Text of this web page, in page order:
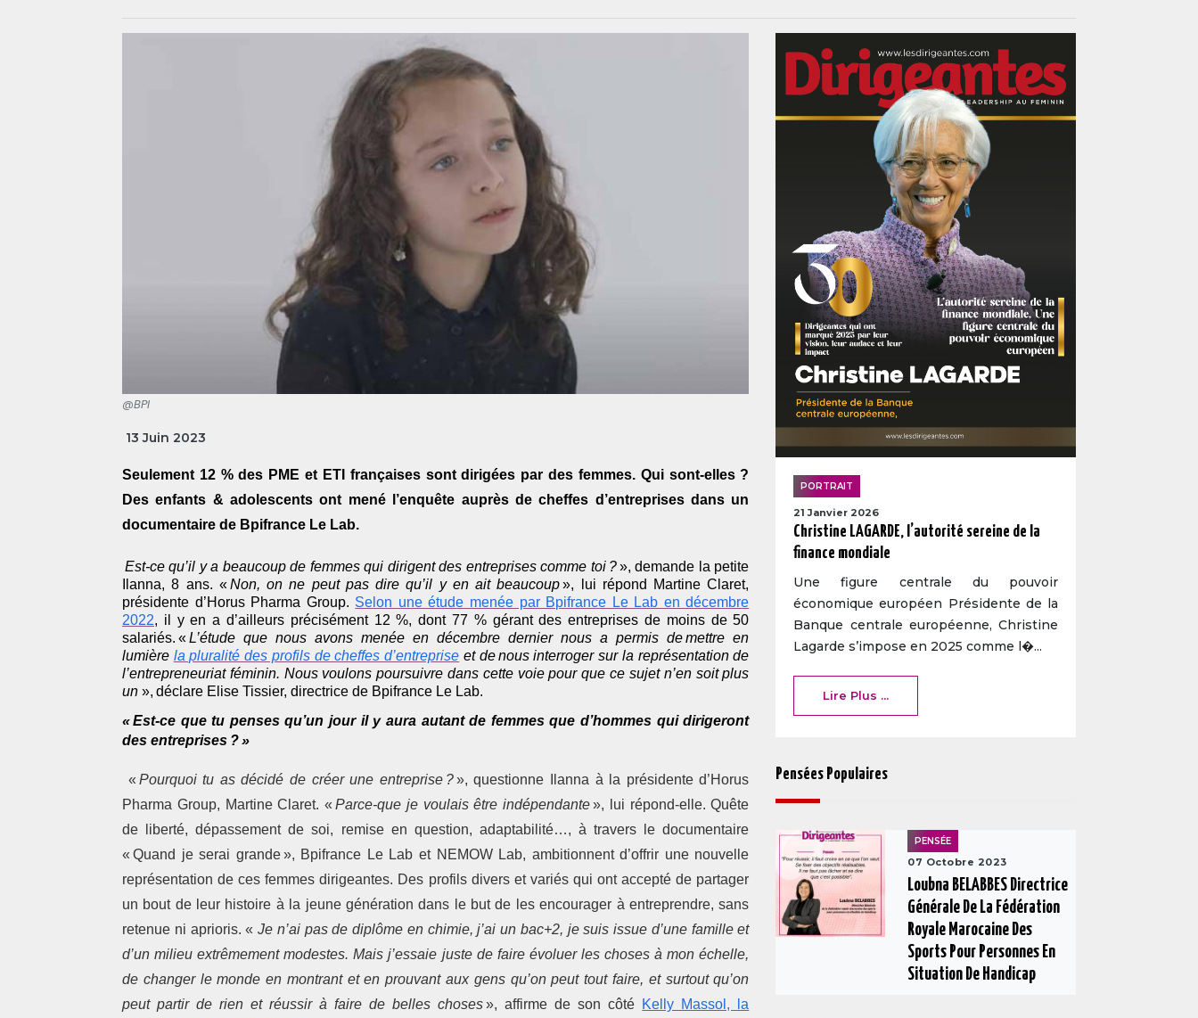
@BPI
13 Juin 2023
Seulement 12 % des PME et ETI françaises sont dirigées par des femmes. Qui sont-elles ?
Des enfants & adolescents ont mené l’enquête auprès de cheffes d’entreprises dans un
documentaire de Bpifrance Le Lab.
Est-ce qu’il y a beaucoup de femmes qui dirigent des entreprises comme toi ?», demande la petite
Ilanna, 8 ans. «Non, on ne peut pas dire qu’il y en ait beaucoup», lui répond Martine Claret,
présidente d’Horus Pharma Group. Selon une étude menée par Bpifrance Le Lab en décembre
2022, il y en a d’ailleurs précisément 12 %, dont 77 % gérant des entreprises de moins de 50
salariés. «L’étude que nous avons menée en décembre dernier nous a permis de mettre en
lumière la pluralité des profils de cheffes d’entreprise et de nous interroger sur la représentation de
l’entrepreneuriat féminin. Nous voulons poursuivre dans cette voie pour que ce sujet n’en soit plus
un », déclare Elise Tissier, directrice de Bpifrance Le Lab.
« Est-ce que tu penses qu’un jour il y aura autant de femmes que d’hommes qui dirigeront
des entreprises ? »
« Pourquoi tu as décidé de créer une entreprise ?», questionne Ilanna à la présidente d’Horus
Pharma Group, Martine Claret. «Parce-que je voulais être indépendante», lui répond-elle. Quête
de liberté, dépassement de soi, remise en question, adaptabilité…, à travers le documentaire
« Quand je serai grande », Bpifrance Le Lab et NEMOW Lab, ambitionnent d’offrir une nouvelle
représentation de ces femmes dirigeantes. Des profils divers et variés qui ont accepté de partager
un bout de leur histoire à la jeune génération dans le but de les encourager à entreprendre, sans
retenue ni aprioris. « Je n’ai pas de diplôme en chimie, j’ai un bac+2, je suis issue d’une famille et
d’un milieu extrêmement modestes. Mais j’essaie juste de faire évoluer les choses à mon échelle,
de changer le monde en montrant et en prouvant aux gens qu’on peut tout faire, et surtout qu’on
peut partir de rien et réussir à faire de belles choses», affirme de son côté Kelly Massol, la
PORTRAIT
21 Janvier 2026
Christine LAGARDE, l’autorité sereine de la
finance mondiale
Une figure centrale du pouvoir
économique européen Présidente de la
Banque centrale européenne, Christine
Lagarde s’impose en 2025 comme l�...
Lire Plus ...
Pensées Populaires
PENSÉE
07 Octobre 2023
Loubna BELABBES Directrice
Générale De La Fédération
Royale Marocaine Des
Sports Pour Personnes En
Situation De Handicap